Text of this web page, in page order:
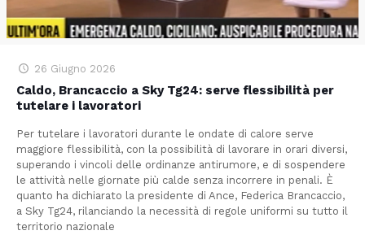
26 Giugno 2026
Caldo, Brancaccio a Sky Tg24: serve flessibilità per
tutelare i lavoratori
Per tutelare i lavoratori durante le ondate di calore serve
maggiore flessibilità, con la possibilità di lavorare in orari diversi,
superando i vincoli delle ordinanze antirumore, e di sospendere
le attività nelle giornate più calde senza incorrere in penali. È
quanto ha dichiarato la presidente di Ance, Federica Brancaccio,
a Sky Tg24, rilanciando la necessità di regole uniformi su tutto il
territorio nazionale